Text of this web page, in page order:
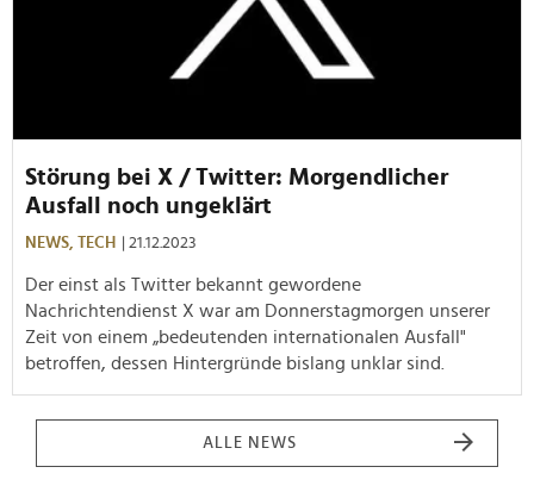
Störung bei X / Twitter: Morgendlicher
Ausfall noch ungeklärt
NEWS, TECH | 21.12.2023
Der einst als Twitter bekannt gewordene
Nachrichtendienst X war am Donnerstagmorgen unserer
Zeit von einem „bedeutenden internationalen Ausfall"
betroffen, dessen Hintergründe bislang unklar sind.
ALLE NEWS